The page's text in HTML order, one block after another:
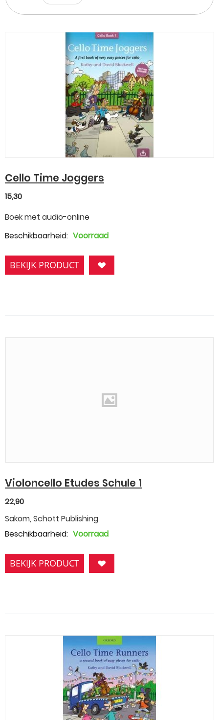
Cello Time Joggers
15,30
Boek met audio-online
Beschikbaarheid: Voorraad
BEKIJK PRODUCT
Violoncello Etudes Schule 1
22,90
Sakom, Schott Publishing
Beschikbaarheid: Voorraad
BEKIJK PRODUCT